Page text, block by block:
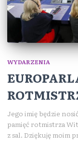
WYDARZENIA
Jego imię będzie
pamięć rotmistrza
z sal. Dziękuję moim